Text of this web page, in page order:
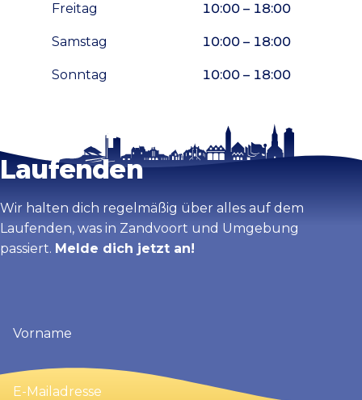
Freitag 10:00 – 18:00
Samstag 10:00 – 18:00
Sonntag 10:00 – 18:00
Karte vergrößern
Bleib auf dem
Laufenden
Wir halten dich regelmäßig über alles auf dem
Laufenden, was in Zandvoort und Umgebung
passiert. Melde dich jetzt an!
(erforderlich)
E-
Mailadresse